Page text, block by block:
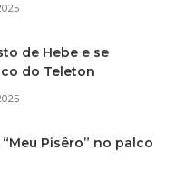
de Hebe e se
do Teleton
Pisêro” no palco